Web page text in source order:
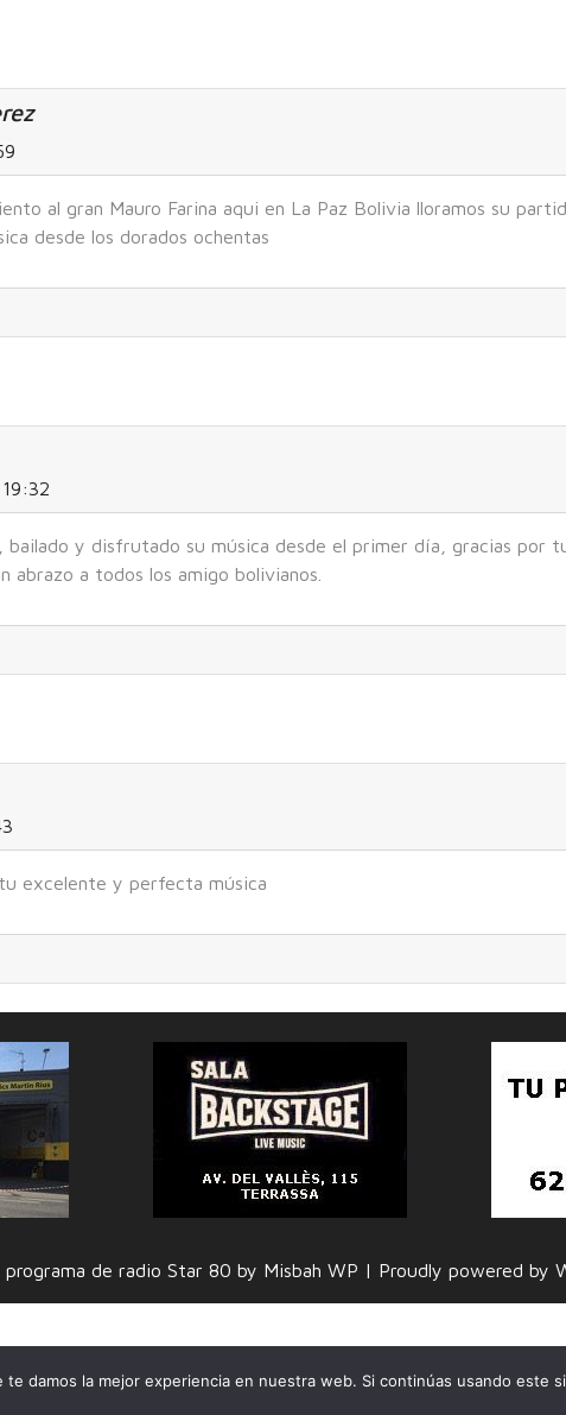
al gran Mauro Farina aqui en La Paz Bolivia lloramos su
desde los dorados ochentas
bailado y disfrutado su música desde el primer día, gracias por
abrazo a todos los amigo bolivianos.
excelente y perfecta música
de radio Star 80 by Misbah WP | Proudly powered by
te damos la mejor experiencia en nuestra web. Si continúas usando este